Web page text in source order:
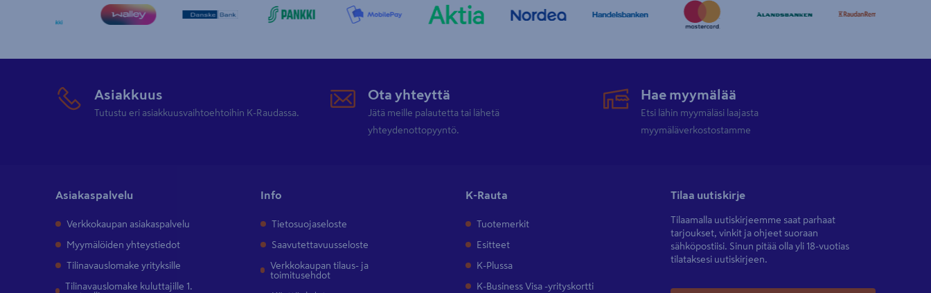
Asiakkuus
Tutustu eri asiakkuusvaihtoehtoihin K-Raudassa.
Ota yhteyttä
Jätä meille palautetta tai lähetä
yhteydenottopyyntö.
Hae myymälää
Etsi lähin myymäläsi laajasta
myymäläverkostostamme
Asiakaspalvelu
Verkkokaupan asiakaspalvelu
Myymälöiden yhteystiedot
Tilinavauslomake yrityksille
Tilinavauslomake kuluttajille 1.
Info
Tietosuojaseloste
Saavutettavuusseloste
Verkkokaupan tilaus- ja
toimitusehdot
K-Rauta
Tuotemerkit
Esitteet
K-Plussa
K-Business Visa -yrityskortti
Tilaa uutiskirje
Tilaamalla uutiskirjeemme saat parhaat
tarjoukset, vinkit ja ohjeet suoraan
sähköpostiisi. Sinun pitää olla yli 18-vuotias
tilataksesi uutiskirjeen.